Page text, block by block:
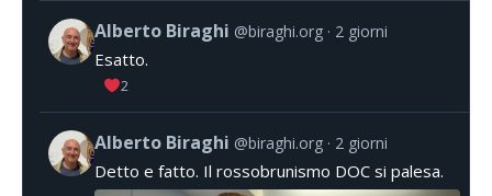
Alberto Biraghi @biraghi.org 2 giorni
Esatto.
2
Alberto Biraghi @biraghi.org 2 giorni
Detto e fatto. Il rossobrunismo DOC si palesa.